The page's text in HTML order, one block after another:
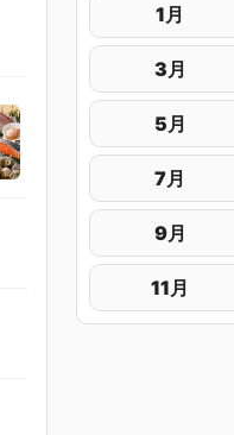
1月
3月
5月
7月
9月
11月